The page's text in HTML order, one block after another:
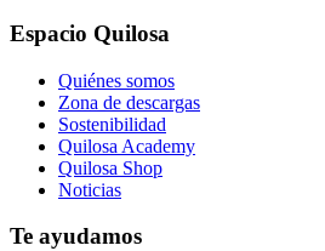
Espacio Quilosa
Quiénes somos
Zona de descargas
Sostenibilidad
Quilosa Academy
Quilosa Shop
Noticias
Te ayudamos